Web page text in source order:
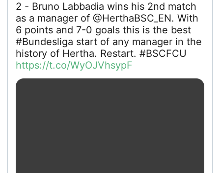
2 - Bruno Labbadia wins his 2nd match
as a manager of @HerthaBSC_EN. With
6 points and 7-0 goals this is the best
#Bundesliga start of any manager in the
history of Hertha. Restart. #BSCFCU
https://t.co/WyOJVhsypF